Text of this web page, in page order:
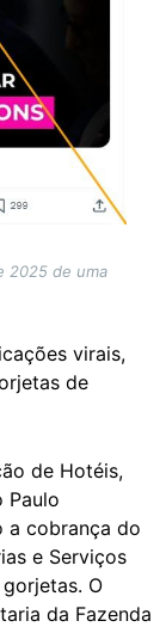
2025 de uma
virais,
de
de Hotéis,
Paulo
a cobrança do
e Serviços
O
da Fazenda